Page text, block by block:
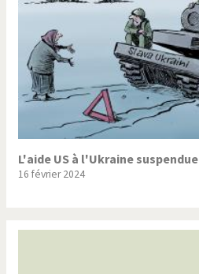
L'aide US à l'Ukraine suspendue
16 février 2024